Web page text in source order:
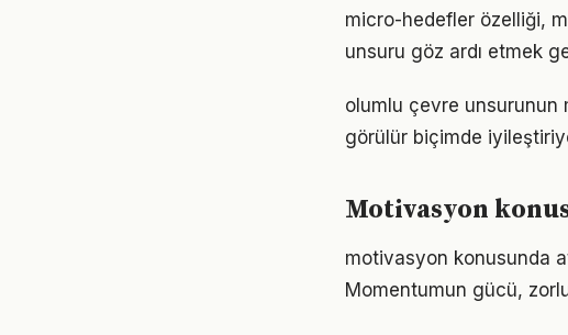
micro-hedefler özelliği,
unsuru göz ardı etmek
olumlu çevre unsurunun
görülür biçimde
Motivasyon
motivasyon konusunda
Momentumun gücü,